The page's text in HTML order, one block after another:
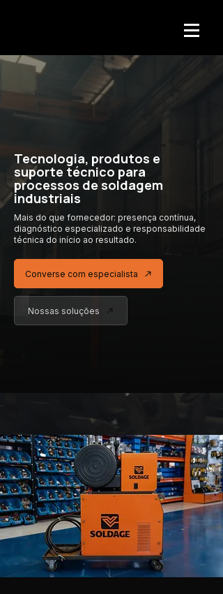
Tecnologia, produtos e
suporte técnico para
processos de soldagem
industriais
Mais do que fornecedor: presença contínua,
diagnóstico especializado e responsabilidade
técnica do início ao resultado.
Converse com especialista
Nossas soluções